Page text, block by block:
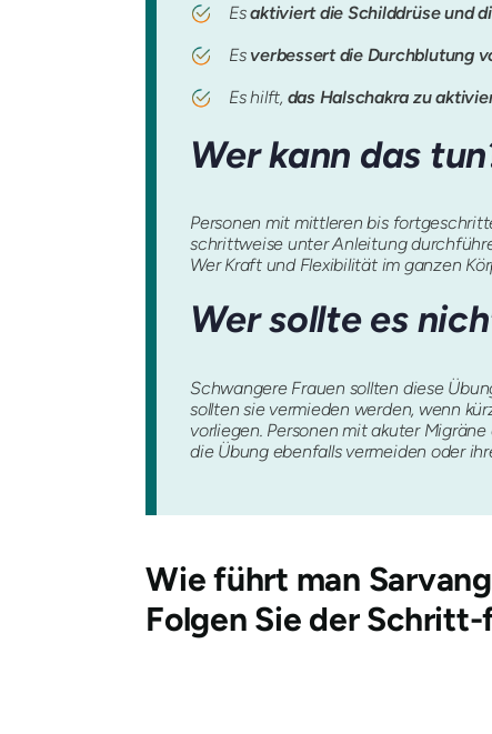
Esaktiviert die Schilddrüse und
Es verbessert die Durchblutung
Es hilft, das Halschakra zu
Wer kann das
Personen mit mittleren bis
schrittweise unter Anleitung
Wer Kraft und Flexibilität im ganzen
Wer sollte es
Schwangere Frauen sollten diese
sollten sie vermieden werden, wenn
vorliegen. Personen mit akuter
die Übung ebenfalls vermeiden oder
Wie führt man
Folgen Sie der